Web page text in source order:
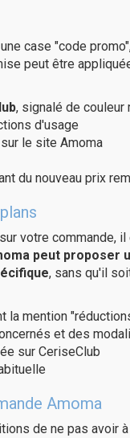
case "code
peut être
, signalé de couleur
d'usage
le site Amoma
du nouveau prix
votre commande,
peut proposer
, sans qu'il
la mention
et des
sur CeriseClub
Amoma
de ne pas avoir